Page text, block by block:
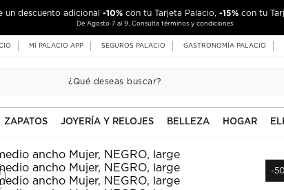
un descuento adicional -10% con tu Tarjeta Palacio, -15% con tu
De Agosto 7 al 9. Consulta términos y condiciones
MI PALACIO APP SEGUROS PALACIO GASTRONOMÍA PALACIO
ZAPATOS JOYERÍA Y RELOJES BELLEZA HOGAR
-